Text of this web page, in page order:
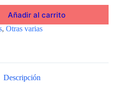
Añadir al carrito
, Otras varias
Descripción